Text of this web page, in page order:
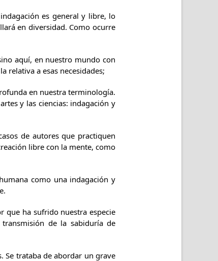
es general y libre, lo
en diversidad. Como ocurre
aquí, en nuestro mundo con
relativa a esas necesidades;
en nuestra terminología.
y las ciencias: indagación y
de autores que practiquen
libre con la mente, como
como una indagación y
que ha sufrido nuestra especie
de la sabiduría de
Se trataba de abordar un grave